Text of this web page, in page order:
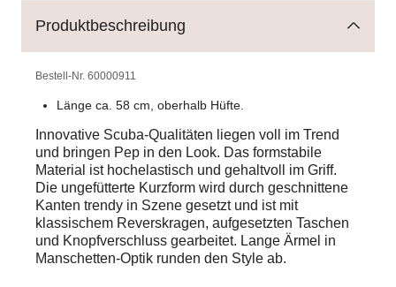
Produktbeschreibung
Bestell-Nr. 60000911
Länge ca. 58 cm, oberhalb Hüfte.
Innovative Scuba-Qualitäten liegen voll im Trend
und bringen Pep in den Look. Das formstabile
Material ist hochelastisch und gehaltvoll im Griff.
Die ungefütterte Kurzform wird durch geschnittene
Kanten trendy in Szene gesetzt und ist mit
klassischem Reverskragen, aufgesetzten Taschen
und Knopfverschluss gearbeitet. Lange Ärmel in
Manschetten-Optik runden den Style ab.